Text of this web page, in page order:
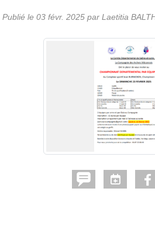
Publié le 03 févr. 2025 par Laetitia